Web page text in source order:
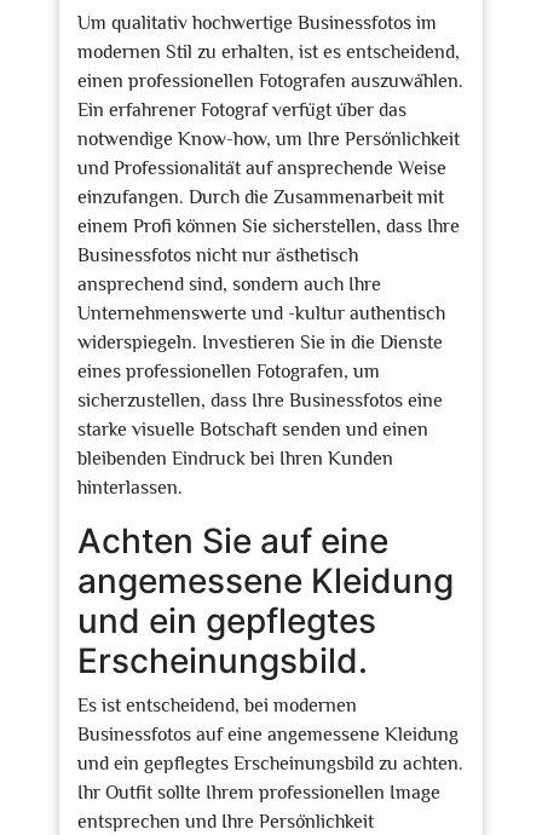
Um qualitativ hochwertige Businessfotos im
modernen Stil zu erhalten, ist es entscheidend,
einen professionellen Fotografen auszuwählen.
Ein erfahrener Fotograf verfügt über das
notwendige Know-how, um Ihre Persönlichkeit
und Professionalität auf ansprechende Weise
einzufangen. Durch die Zusammenarbeit mit
einem Profi können Sie sicherstellen, dass Ihre
Businessfotos nicht nur ästhetisch
ansprechend sind, sondern auch Ihre
Unternehmenswerte und -kultur authentisch
widerspiegeln. Investieren Sie in die Dienste
eines professionellen Fotografen, um
sicherzustellen, dass Ihre Businessfotos eine
starke visuelle Botschaft senden und einen
bleibenden Eindruck bei Ihren Kunden
hinterlassen.
Achten Sie auf eine
angemessene Kleidung
und ein gepflegtes
Erscheinungsbild.
Es ist entscheidend, bei modernen
Businessfotos auf eine angemessene Kleidung
und ein gepflegtes Erscheinungsbild zu achten.
Ihr Outfit sollte Ihrem professionellen Image
entsprechen und Ihre Persönlichkeit